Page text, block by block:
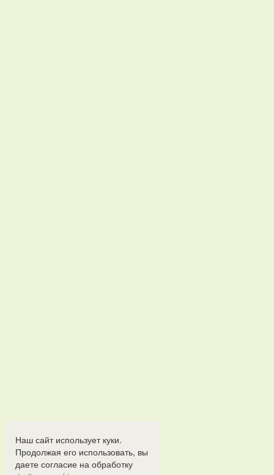
Наш сайт использует куки.
Продолжая его использовать, вы
даете согласие на обработку